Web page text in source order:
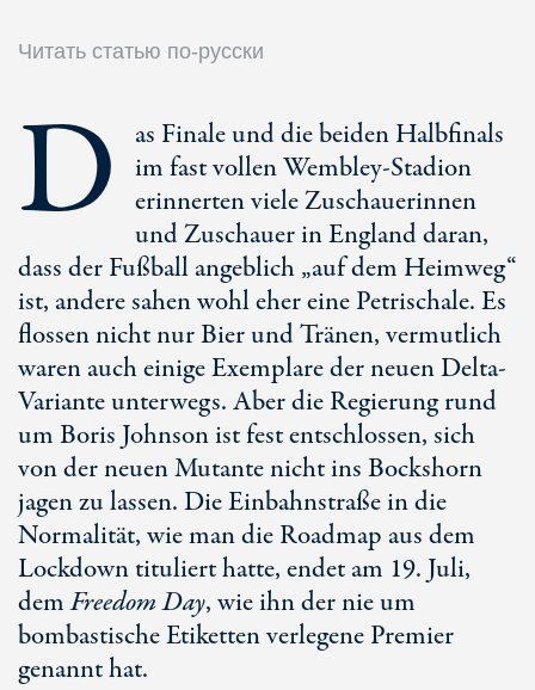
Читать статью по-русски
D
as Finale und die beiden Halbfinals
im fast vollen Wembley-Stadion
erinnerten viele Zuschauerinnen
und Zuschauer in England daran,
dass der Fußball angeblich „auf dem Heimweg“
ist, andere sahen wohl eher eine Petrischale. Es
flossen nicht nur Bier und Tränen, vermutlich
waren auch einige Exemplare der neuen Delta-
Variante unterwegs. Aber die Regierung rund
um Boris Johnson ist fest entschlossen, sich
von der neuen Mutante nicht ins Bockshorn
jagen zu lassen. Die Einbahnstraße in die
Normalität, wie man die Roadmap aus dem
Lockdown tituliert hatte, endet am 19. Juli,
demFreedom Day, wie ihn der nie um
bombastische Etiketten verlegene Premier
genannt hat.